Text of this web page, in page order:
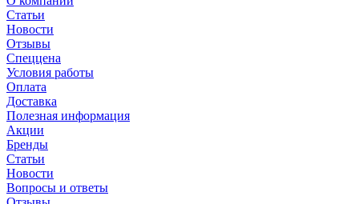
Статьи
Новости
Отзывы
Спеццена
Условия работы
Оплата
Доставка
Полезная информация
Акции
Бренды
Статьи
Новости
Вопросы и ответы